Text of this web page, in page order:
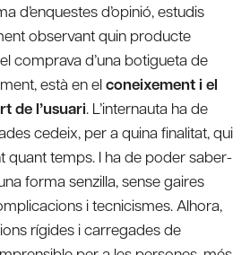
d’enquestes d’opinió, estudis
observant quin producte
comprava d’una botigueta de
està en elconeixement i el
de l’usuari. L’internauta ha de
cedeix, per a quina finalitat, qui
quant temps. I ha de poder saber-
forma senzilla, sense gaires
i tecnicismes. Alhora,
rígides i carregades de